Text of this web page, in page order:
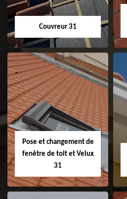
Couvreur 31
Couvreur 31
Pose et changement de
fenêtre de toit et Velux
31